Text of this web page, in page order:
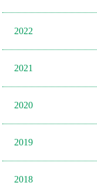
2022
2021
2020
2019
2018